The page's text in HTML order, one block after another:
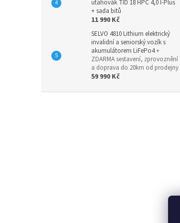
utahovák TID 18 HPC 4,0 I-Plus
+ sada bitů
11 990 Kč
SELVO 4810 Lithium elektrický
invalidní a seniorský vozík s
akumulátorem LiFePo4+
ZDARMA sestavení, zprovoznění
a doprava do 20km od prodejny
59 990 Kč